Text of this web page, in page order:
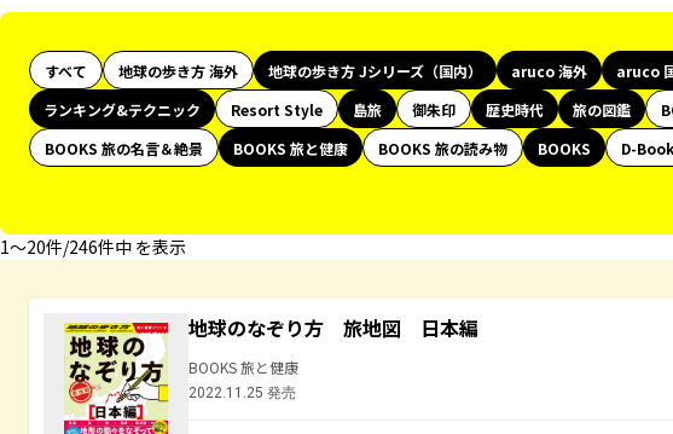
すべて 地球の歩き方 海外 地球の歩き方 Jシリーズ（国内） aruco 海外 aruco
ランキング&テクニック
Resort Style 島旅 御朱印 歴史時代 旅の図鑑
BOOKS 旅の名言＆絶景
BOOKS 旅と健康 BOOKS 旅の読み物 BOOKS
D-
1〜20件/246件中 を表示
地球のなぞり方 旅地図 日本編
BOOKS 旅と健康
2022.11.25 発売